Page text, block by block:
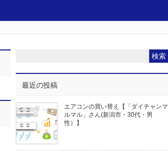
最近の投稿
エアコンの買い替え【「ダイチャンマ
ルマル」さん(新潟市・30代・男
性）】